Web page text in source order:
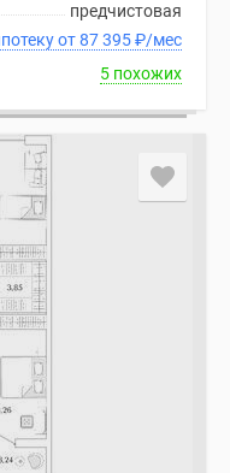
предчистовая
В ипотеку от 87 395₽/мес
5 похожих